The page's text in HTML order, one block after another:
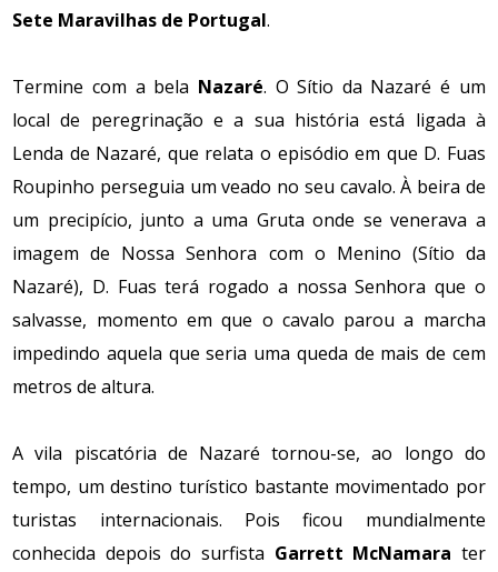
Sete Maravilhas de Portugal.
Termine com a bela Nazaré. O Sítio da Nazaré é um
local de peregrinação e a sua história está ligada à
Lenda de Nazaré, que relata o episódio em que D. Fuas
Roupinho perseguia um veado no seu cavalo. À beira de
um precipício, junto a uma Gruta onde se venerava a
imagem de Nossa Senhora com o Menino (Sítio da
Nazaré), D. Fuas terá rogado a nossa Senhora que o
salvasse, momento em que o cavalo parou a marcha
impedindo aquela que seria uma queda de mais de cem
metros de altura.
A vila piscatória de Nazaré tornou-se, ao longo do
tempo, um destino turístico bastante movimentado por
turistas internacionais. Pois ficou mundialmente
conhecida depois do surfista Garrett McNamara ter